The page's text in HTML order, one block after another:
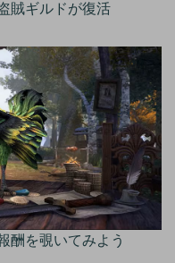
賊ギルドが復活
酬を覗いてみよう